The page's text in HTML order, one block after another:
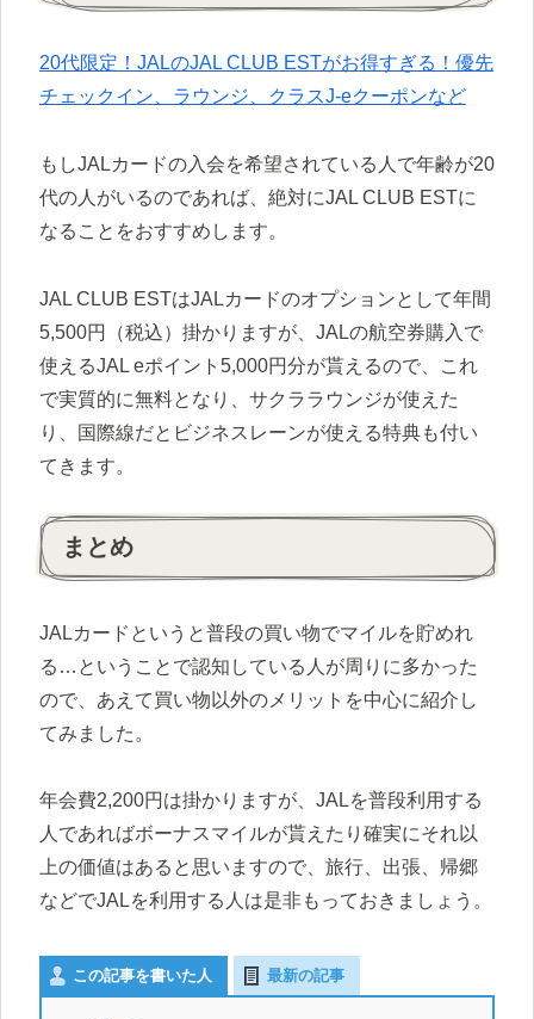
20代限定！JALのJAL CLUB ESTがお得すぎる！優先
チェックイン、ラウンジ、クラスJ-eクーポンなど
もしJALカードの入会を希望されている人で年齢が20
代の人がいるのであれば、絶対にJAL CLUB ESTに
なることをおすすめします。
JAL CLUB ESTはJALカードのオプションとして年間
5,500円（税込）掛かりますが、JALの航空券購入で
使えるJAL eポイント5,000円分が貰えるので、これ
で実質的に無料となり、サクララウンジが使えた
り、国際線だとビジネスレーンが使える特典も付い
てきます。
まとめ
JALカードというと普段の買い物でマイルを貯めれ
る…ということで認知している人が周りに多かった
ので、あえて買い物以外のメリットを中心に紹介し
てみました。
年会費2,200円は掛かりますが、JALを普段利用する
人であればボーナスマイルが貰えたり確実にそれ以
上の価値はあると思いますので、旅行、出張、帰郷
などでJALを利用する人は是非もっておきましょう。
この記事を書いた人 最新の記事